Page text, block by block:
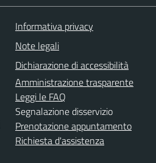
Informativa privacy
Note legali
Dichiarazione di accessibilità
Amministrazione trasparente
Leggi le FAQ
Segnalazione disservizio
Prenotazione appuntamento
Richiesta d'assistenza